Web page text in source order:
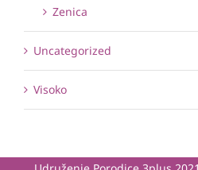
Zenica
Uncategorized
Visoko